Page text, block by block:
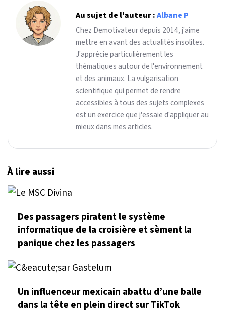
Au sujet de l'auteur :Albane P
Chez Demotivateur depuis 2014, j'aime
mettre en avant des actualités insolites.
J'apprécie particulièrement les
thématiques autour de l'environnement
et des animaux. La vulgarisation
scientifique qui permet de rendre
accessibles à tous des sujets complexes
est un exercice que j'essaie d'appliquer au
mieux dans mes articles.
À lire aussi
Des passagers piratent le système
informatique de la croisière et sèment la
panique chez les passagers
Un influenceur mexicain abattu d’une balle
dans la tête en plein direct sur TikTok